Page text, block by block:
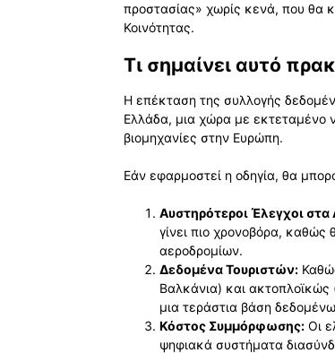
προστασίας» χωρίς κενά, που θα
Κοινότητας.
Τι σημαίνει αυτό
Η επέκταση της συλλογής
Ελλάδα, μια χώρα με εκτεταμένο
βιομηχανίες στην Ευρώπη.
Εάν εφαρμοστεί η οδηγία, θα
Αυστηρότεροι Έλεγχοι στα
γίνει πιο χρονοβόρα, καθώς
αεροδρομίων.
Δεδομένα Τουριστών:
Βαλκάνια) και ακτοπλοϊκώς
μια τεράστια βάση
Κόστος Συμμόρφωσης: Οι
ψηφιακά συστήματα